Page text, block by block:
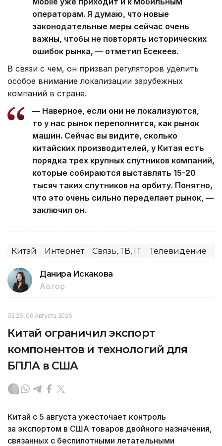
операторам. Я думаю, что новые
законодательные меры сейчас очень
важны, чтобы не повторять исторических
ошибок рынка, — отметил Есекеев.
В связи с чем, он призвал регуляторов уделить
особое внимание локализации зарубежных
компаний в стране.
— Наверное, если они не локализуются,
то у нас рынок переполнится, как рынок
машин. Сейчас вы видите, сколько
китайских производителей, у Китая есть
порядка трех крупных спутников компаний,
которые собираются выставлять 15-20
тысяч таких спутников на орбиту. Понятно,
что это очень сильно переделает рынок, —
заключил он.
Китай Интернет Связь, ТВ, IT Телевидение
Данира Искакова
Автор
02:26, 06 Августа 2026
Китай ограничил экспорт
компонентов и технологий для
БПЛА в США
Китай с 5 августа ужесточает контроль
за экспортом в США товаров двойного назначения,
связанных с беспилотными летательными